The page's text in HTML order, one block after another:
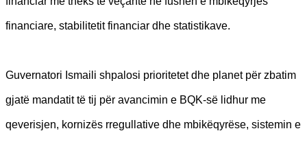
financiare, stabilitetit financiar dhe statistikave.
Guvernatori Ismaili shpalosi prioritetet dhe planet për zbatim
gjatë mandatit të tij për avancimin e BQK-së lidhur me
qeverisjen, kornizës rregullative dhe mbikëqyrëse, sistemin e